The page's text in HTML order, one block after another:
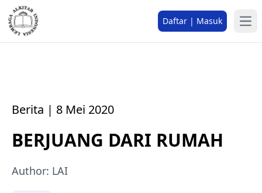
Daftar | Masuk
Berita | 8 Mei 2020
BERJUANG DARI RUMAH
Author: LAI